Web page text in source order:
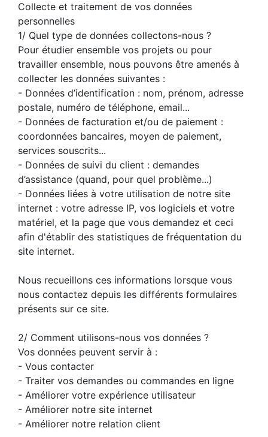
Collecte et traitement de vos données
personnelles
1/ Quel type de données collectons-nous ?
Pour étudier ensemble vos projets ou pour
travailler ensemble, nous pouvons être amenés à
collecter les données suivantes :
- Données d’identification : nom, prénom, adresse
postale, numéro de téléphone, email...
- Données de facturation et/ou de paiement :
coordonnées bancaires, moyen de paiement,
services souscrits...
- Données de suivi du client : demandes
d’assistance (quand, pour quel problème...)
- Données liées à votre utilisation de notre site
internet : votre adresse IP, vos logiciels et votre
matériel, et la page que vous demandez et ceci
afin d'établir des statistiques de fréquentation du
site internet.
Nous recueillons ces informations lorsque vous
nous contactez depuis les différents formulaires
présents sur ce site.
2/ Comment utilisons-nous vos données ?
Vos données peuvent servir à :
- Vous contacter
- Traiter vos demandes ou commandes en ligne
- Améliorer votre expérience utilisateur
- Améliorer notre site internet
- Améliorer notre relation client